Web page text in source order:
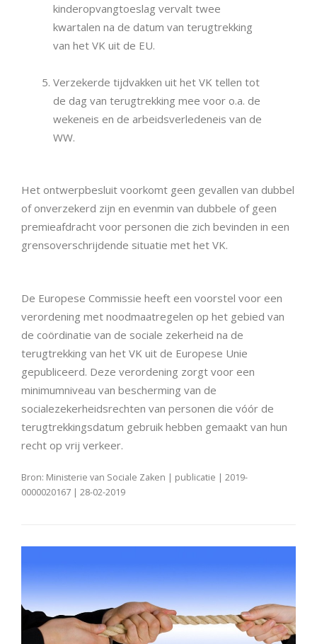
kinderopvangtoeslag vervalt twee
kwartalen na de datum van terugtrekking
van het VK uit de EU.
Verzekerde tijdvakken uit het VK tellen tot
de dag van terugtrekking mee voor o.a. de
wekeneis en de arbeidsverledeneis van de
WW.
Het ontwerpbesluit voorkomt geen gevallen van dubbel
of onverzekerd zijn en evenmin van dubbele of geen
premieafdracht voor personen die zich bevinden in een
grensoverschrijdende situatie met het VK.
De Europese Commissie heeft een voorstel voor een
verordening met noodmaatregelen op het gebied van
de coördinatie van de sociale zekerheid na de
terugtrekking van het VK uit de Europese Unie
gepubliceerd. Deze verordening zorgt voor een
minimumniveau van bescherming van de
socialezekerheidsrechten van personen die vóór de
terugtrekkingsdatum gebruik hebben gemaakt van hun
recht op vrij verkeer.
Bron: Ministerie van Sociale Zaken | publicatie | 2019-
0000020167 | 28-02-2019